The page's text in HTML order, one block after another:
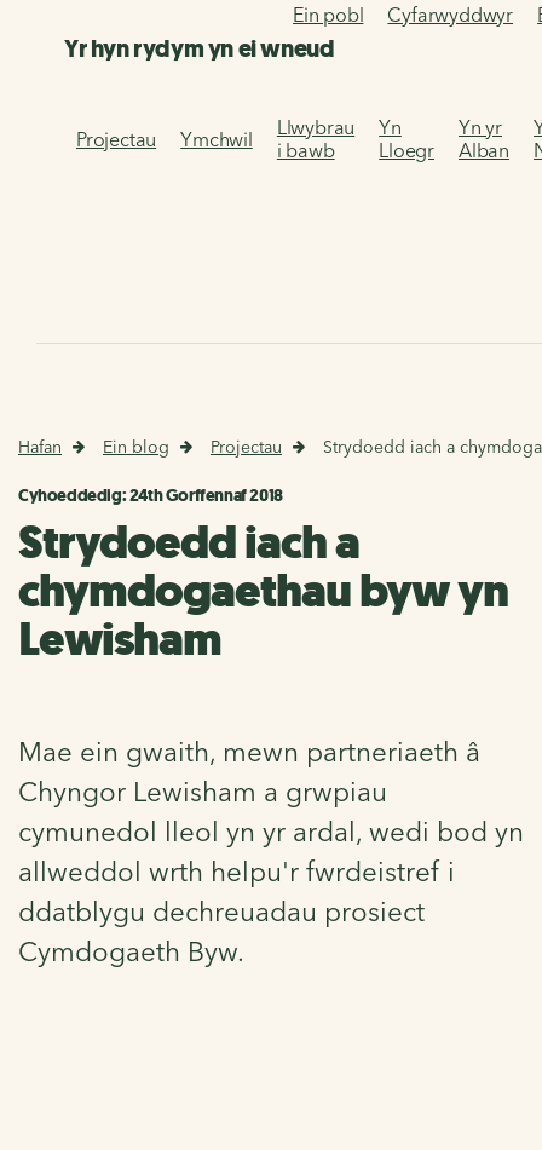
Ein pobl Cyfarwyddwyr
Yr hyn rydym yn ei wneud
Projectau Ymchwil
Llwybrau
i bawb
Yn
Lloegr
Yn yr
Alban
Hafan Ein blog Projectau Strydoedd iach a
Cyhoeddedig: 24th Gorffennaf 2018
Strydoedd iach a
chymdogaethau byw yn
Lewisham
Mae ein gwaith, mewn partneriaeth â
Chyngor Lewisham a grwpiau
cymunedol lleol yn yr ardal, wedi bod yn
allweddol wrth helpu'r fwrdeistref i
ddatblygu dechreuadau prosiect
Cymdogaeth Byw.